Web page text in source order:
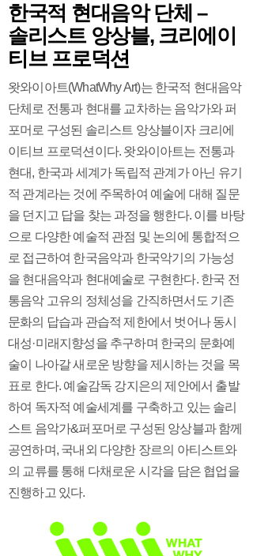
한국적 현대음악 단체 –
솔리스트 앙상블, 크리에이
티브 프로덕션
왓와이아트(WhatWhy Art)는 한국적 현대음악
단체로 전통과 현대를 교차하는 음악가와 퍼
포머로 구성된 솔리스트 앙상블이자 크리에
이티브 프로덕션이다. 왓와이아트는 전통과
현대, 한국과 세계가 독립적 관계가 아닌 유기
적 관계라는 것에 주목하여 예술에 대해 질문
을 던지고 답을 찾는 과정을 행한다. 이를 바탕
으로 다양한 예술적 관점 및 논의에 통합적으
로 접근하여 한국음악과 한국악기의 가능성
을 현대음악과 현대예술로 구현한다. 한국 전
통음악 고유의 정체성을 간직하면서도 기존
문화의 답습과 관습적 제한에서 벗어나 동시
대성·미래지향성을 추구하며 한국의 문화예
술이 나아갈 새로운 방향을 제시하는 것을 목
표로 한다. 예술감독 강지은의 제안에서 출발
하여 독자적 예술세계를 구축하고 있는 솔리
스트 음악가&퍼포머로 구성된 앙상블과 함께
공연하며, 국내외 다양한 장르의 아티스트와
의 교류를 통해 다채로운 시각을 담은 협업을
진행하고 있다.